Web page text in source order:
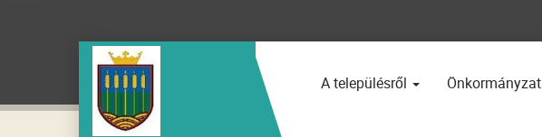
A településről Önkormányzat